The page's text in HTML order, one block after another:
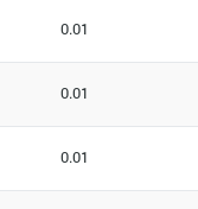
0.01
0.01
0.01